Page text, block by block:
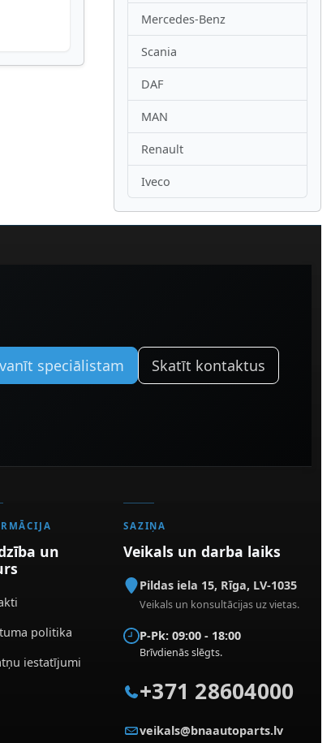
Mercedes-Benz
Scania
DAF
MAN
Renault
Iveco
speciālistam Skatīt kontaktus
un
politika
iestatījumi
SAZIŅA
Veikals un darba laiks
Pildas iela 15, Rīga, LV-1035
Veikals un konsultācijas uz vietas.
P-Pk: 09:00 - 18:00
Brīvdienās slēgts.
+371 28604000
veikals@bnaautoparts.lv